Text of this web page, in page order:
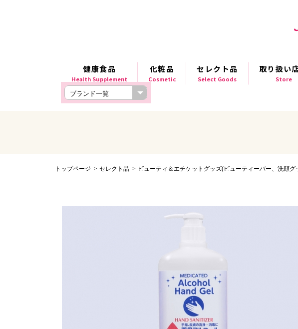
健康食品
Health Supplement
化粧品
Cosmetic
セレクト品
Select Goods
取り扱い
Store
トップページ セレクト品 ビューティ＆エチケットグッズ(ビューティーバー、洗顔グ